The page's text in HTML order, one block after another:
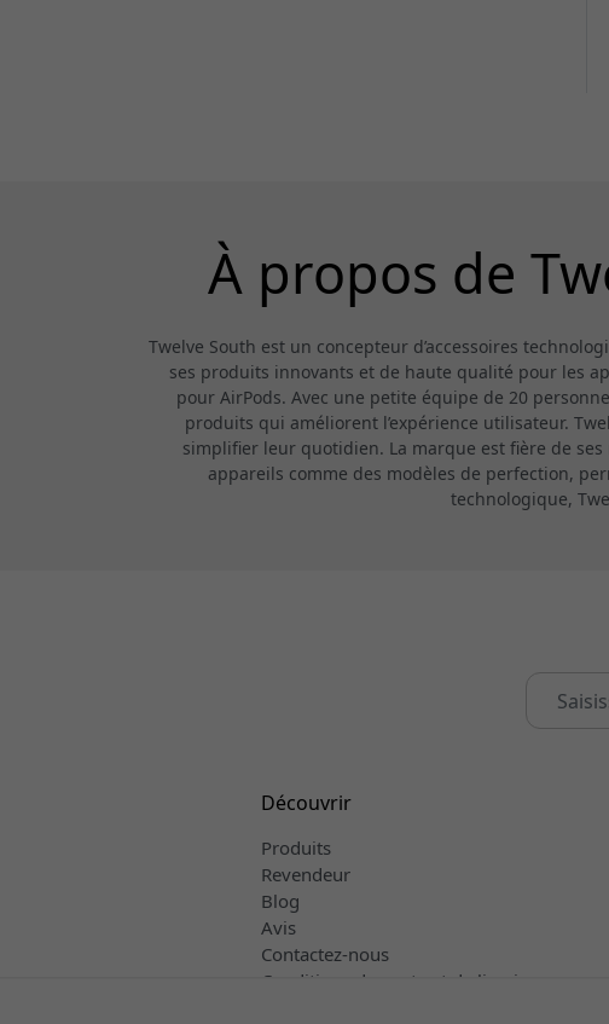
À propos de
Twelve South est un concepteur d’accessoires
ses produits innovants et de haute qualité pour les
pour AirPods. Avec une petite équipe de 20
produits qui améliorent l’expérience utilisateur.
simplifier leur quotidien. La marque est fière de
appareils comme des modèles de perfection,
technologique,
Découvrir
Produits
Revendeur
Blog
Avis
Contactez-nous
Conditions de vente et de livraison